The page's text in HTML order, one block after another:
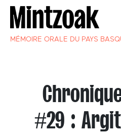
MÉMOIRE ORALE DU PAYS
#29 :